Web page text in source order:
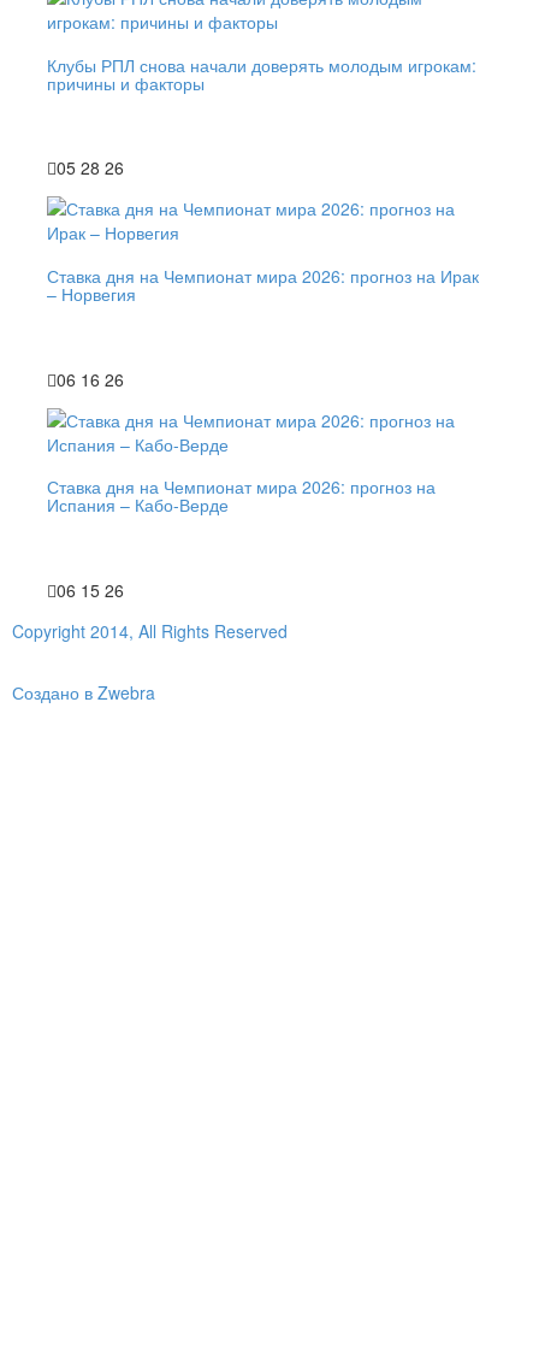
Клубы РПЛ снова начали доверять молодым игрокам:
причины и факторы
05 28 26
Ставка дня на Чемпионат мира 2026: прогноз на Ирак
– Норвегия
06 16 26
Ставка дня на Чемпионат мира 2026: прогноз на
Испания – Кабо-Верде
06 15 26
Copyright 2014, All Rights Reserved
Создано в Zwebra